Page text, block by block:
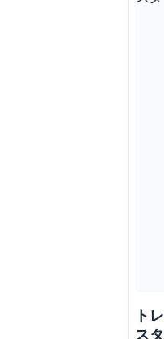
ト
ス